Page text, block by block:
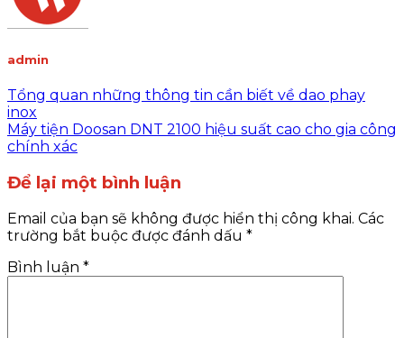
admin
Tổng quan những thông tin cần biết về dao phay
inox
Máy tiện Doosan DNT 2100 hiệu suất cao cho gia công
chính xác
Để lại một bình luận
Email của bạn sẽ không được hiển thị công khai. Các
trường bắt buộc được đánh dấu *
Bình luận *